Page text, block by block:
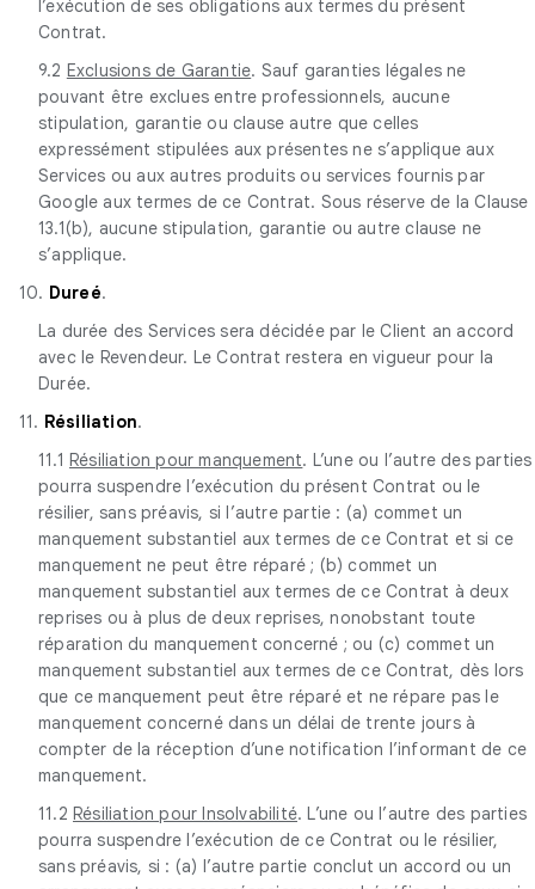
l’exécution de ses obligations aux termes du présent
Contrat.
9.2 Exclusions de Garantie. Sauf garanties légales ne
pouvant être exclues entre professionnels, aucune
stipulation, garantie ou clause autre que celles
expressément stipulées aux présentes ne s’applique aux
Services ou aux autres produits ou services fournis par
Google aux termes de ce Contrat. Sous réserve de la Clause
13.1(b), aucune stipulation, garantie ou autre clause ne
s’applique.
10. Dureé.
La durée des Services sera décidée par le Client an accord
avec le Revendeur. Le Contrat restera en vigueur pour la
Durée.
11. Résiliation.
11.1 Résiliation pour manquement. L’une ou l’autre des parties
pourra suspendre l’exécution du présent Contrat ou le
résilier, sans préavis, si l’autre partie : (a) commet un
manquement substantiel aux termes de ce Contrat et si ce
manquement ne peut être réparé ; (b) commet un
manquement substantiel aux termes de ce Contrat à deux
reprises ou à plus de deux reprises, nonobstant toute
réparation du manquement concerné ; ou (c) commet un
manquement substantiel aux termes de ce Contrat, dès lors
que ce manquement peut être réparé et ne répare pas le
manquement concerné dans un délai de trente jours à
compter de la réception d’une notification l’informant de ce
manquement.
11.2 Résiliation pour Insolvabilité. L’une ou l’autre des parties
pourra suspendre l’exécution de ce Contrat ou le résilier,
sans préavis, si : (a) l’autre partie conclut un accord ou un